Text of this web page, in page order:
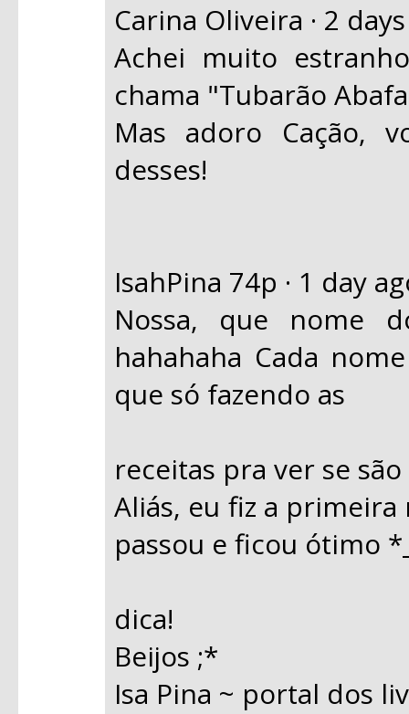
Carina Oliveira · 2
Achei muito
chama "Tubarão
Mas adoro Cação,
desses!
IsahPina 74p · 1 day
Nossa, que nome
hahahaha Cada
que só fazendo as
receitas pra ver se
Aliás, eu fiz a
passou e ficou ótimo
dica!
Beijos ;*
Isa Pina ~ portal dos